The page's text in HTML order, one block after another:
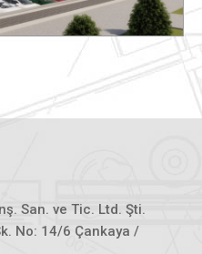
San. ve Tic. Ltd. Şti.
No: 14/6 Çankaya /